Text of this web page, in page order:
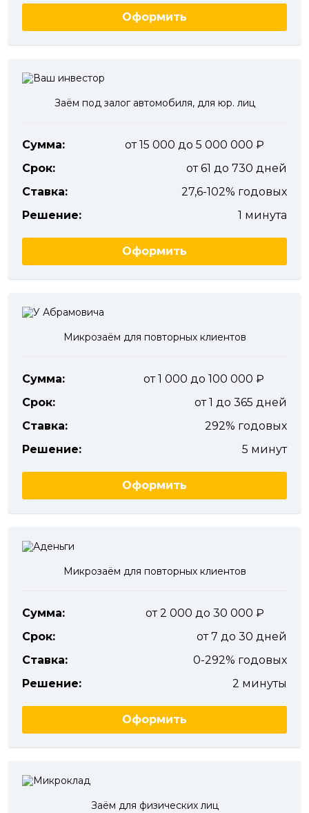
Оформить
Заём под залог автомобиля, для юр. лиц
Сумма:
от 15 000 до 5 000 000
Срок:
от 61 до 730 дней
Ставка:
27,6-102% годовых
Решение:
1 минута
Оформить
Микрозаём для повторных клиентов
Сумма:
от 1 000 до 100 000
Срок:
от 1 до 365 дней
Ставка:
292% годовых
Решение:
5 минут
Оформить
Микрозаём для повторных клиентов
Сумма:
от 2 000 до 30 000
Срок:
от 7 до 30 дней
Ставка:
0-292% годовых
Решение:
2 минуты
Оформить
Заём для физических лиц